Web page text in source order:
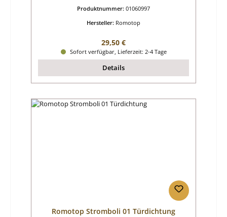
Produktnummer: 01060997
Hersteller: Romotop
Regulärer Preis:
29,50 €
Sofort verfügbar, Lieferzeit: 2-4 Tage
Details
Romotop Stromboli 01 Türdichtung